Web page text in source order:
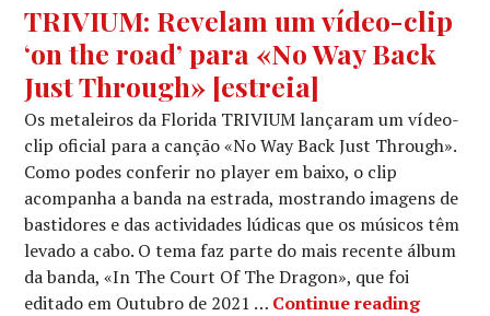
TRIVIUM: Revelam um vídeo-clip
‘on the road’ para «No Way Back
Just Through» [estreia]
Os metaleiros da Florida TRIVIUM lançaram um vídeo-
clip oficial para a canção «No Way Back Just Through».
Como podes conferir no player em baixo, o clip
acompanha a banda na estrada, mostrando imagens de
bastidores e das actividades lúdicas que os músicos têm
levado a cabo. O tema faz parte do mais recente álbum
da banda, «In The Court Of The Dragon», que foi
editado em Outubro de 2021 … Continue reading